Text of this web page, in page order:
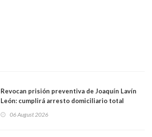
Revocan prisión preventiva de Joaquín Lavín
León: cumplirá arresto domiciliario total
06 August 2026